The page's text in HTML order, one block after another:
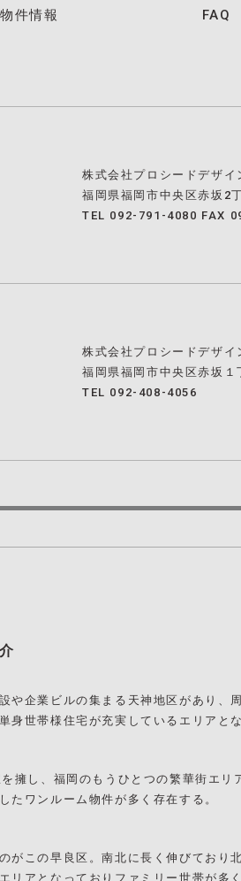
物件情報 FAQ
株式会社プロシードデザイ
福岡県福岡市中央区赤坂2
TEL 092-791-4080 FAX
株式会社プロシードデザ
福岡県福岡市中央区赤坂
TEL 092-408-4056
や企業ビルの集まる天神地区があり
身世帯様住宅が充実しているエリアと
擁し、福岡のもうひとつの繁華街エ
たワンルーム物件が多く存在する。
がこの早良区。南北に長く伸びており
リアとなっておりファミリー世帯が多